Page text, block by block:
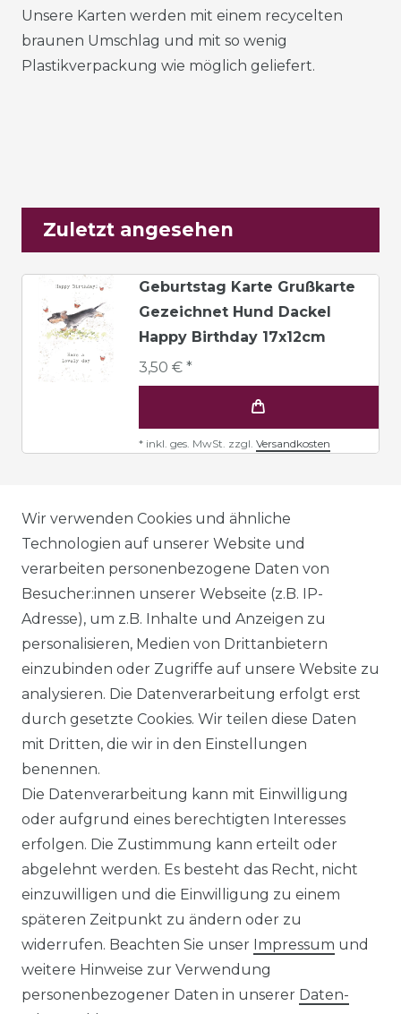
Unsere Karten werden mit einem recycelten
braunen Umschlag und mit so wenig
Plastikverpackung wie möglich geliefert.
Zuletzt angesehen
Geburtstag Karte Grußkarte
Gezeichnet Hund Dackel
Happy Birthday 17x12cm
3,50 € *
* inkl. ges. MwSt. zzgl. Versandkosten
AGB
DATENSCHUTZERKLÄRUNG
WIDERRUFSRECHT
IMPRESSUM
KONTAKT
Unsere Zahlungsmöglichkeiten
Wir versenden mit
Wir verwenden Cookies und ähnliche
Technologien auf unserer Website und
verarbeiten personenbezogene Daten von
Besucher:innen unserer Webseite (z.B. IP-
Adresse), um z.B. Inhalte und Anzeigen zu
personalisieren, Medien von Drittanbietern
einzubinden oder Zugriffe auf unsere Website zu
analysieren. Die Datenverarbeitung erfolgt erst
durch gesetzte Cookies. Wir teilen diese Daten
mit Dritten, die wir in den Einstellungen
benennen.
Die Datenverarbeitung kann mit Einwilligung
oder aufgrund eines berechtigten Interesses
erfolgen. Die Zustimmung kann erteilt oder
abgelehnt werden. Es besteht das Recht, nicht
einzuwilligen und die Einwilligung zu einem
späteren Zeitpunkt zu ändern oder zu
widerrufen. Beachten Sie unser Impressum und
weitere Hinweise zur Verwendung
personenbezogener Daten in unserer Daten­